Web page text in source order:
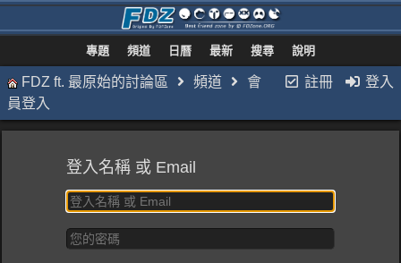
專題 頻道 日曆 最新 搜尋 說明
註冊 登入
FDZ ft. 最原始的討論區 頻道
會
員登入
登入名稱 或 Email